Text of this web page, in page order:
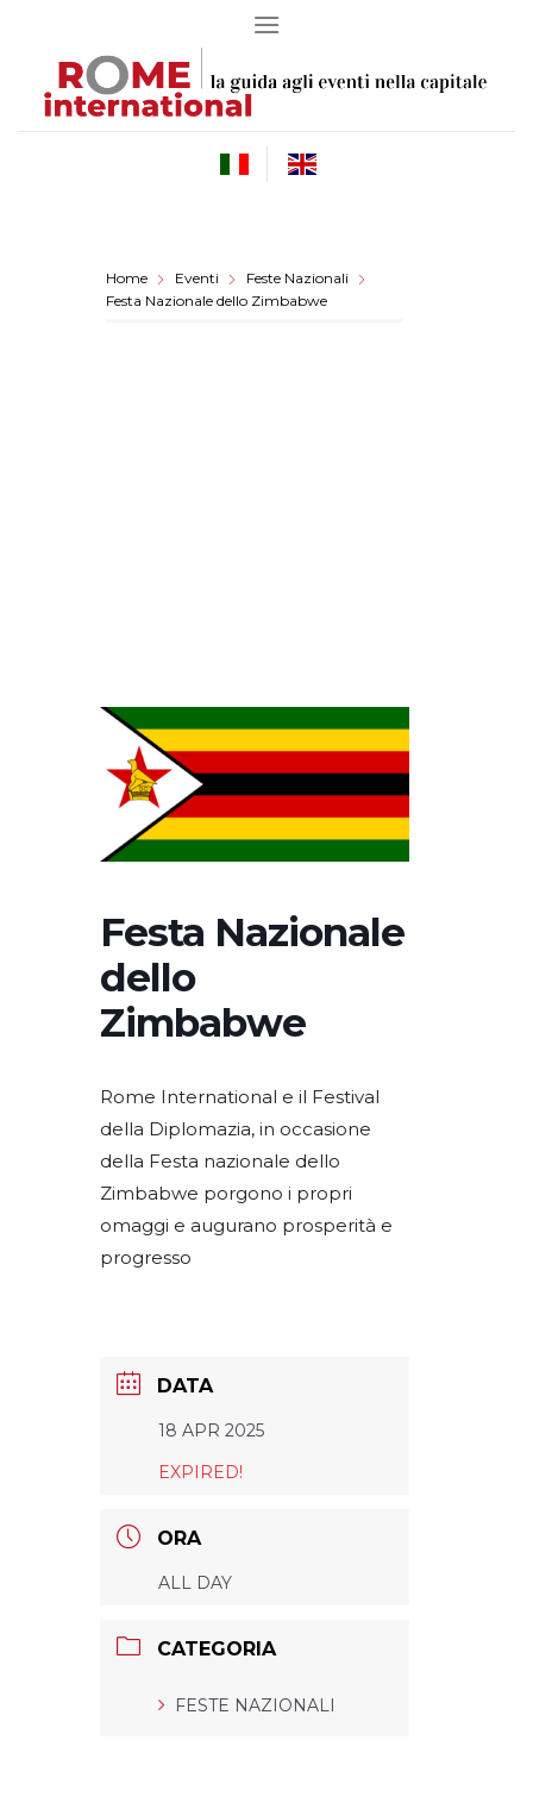
Home Eventi
Feste Nazionali
Festa Nazionale dello Zimbabwe
Festa Nazionale
dello
Zimbabwe
Rome International e il Festival
della Diplomazia, in occasione
della Festa nazionale dello
Zimbabwe porgono i propri
omaggi e augurano prosperità e
progresso
DATA
18 APR 2025
EXPIRED!
ORA
ALL DAY
CATEGORIA
FESTE NAZIONALI